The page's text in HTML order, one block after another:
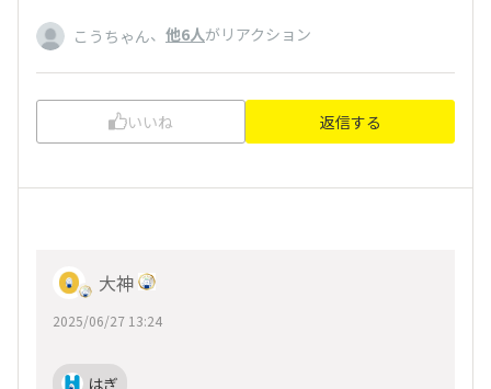
こうちゃん、 他6人がリアクション
いいね 返信する
大神
2025/06/27 13:24
はぎ